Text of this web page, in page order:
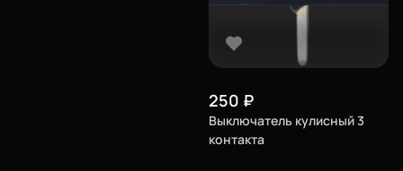
250 ₽
Выключатель кулисный 3
контакта
маршрут